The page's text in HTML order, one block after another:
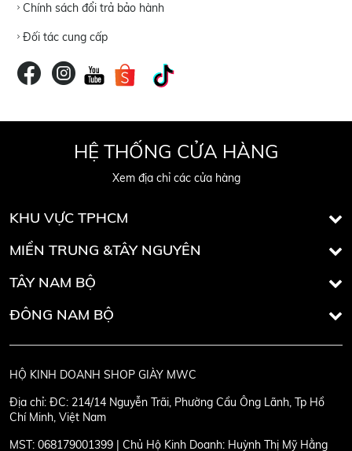
Chính sách đổi trả bảo hành
Đối tác cung cấp
HỆ THỐNG CỬA HÀNG
Xem địa chỉ các cửa hàng
KHU VỰC TPHCM
MIỀN TRUNG &TÂY NGUYÊN
TÂY NAM BỘ
ĐÔNG NAM BỘ
HỘ KINH DOANH SHOP GIÀY MWC
Địa chỉ: ĐC: 214/14 Nguyễn Trãi, Phường Cầu Ông Lãnh, Tp Hồ
Chí Minh, Việt Nam
MST: 068179001399 | Chủ Hộ Kinh Doanh: Huỳnh Thị Mỹ Hằng